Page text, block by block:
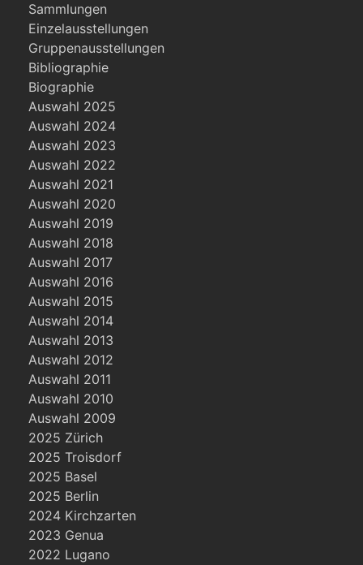
Sammlungen
Einzelausstellungen
Gruppenausstellungen
Bibliographie
Biographie
Auswahl 2025
Auswahl 2024
Auswahl 2023
Auswahl 2022
Auswahl 2021
Auswahl 2020
Auswahl 2019
Auswahl 2018
Auswahl 2017
Auswahl 2016
Auswahl 2015
Auswahl 2014
Auswahl 2013
Auswahl 2012
Auswahl 2011
Auswahl 2010
Auswahl 2009
2025 Zürich
2025 Troisdorf
2025 Basel
2025 Berlin
2024 Kirchzarten
2023 Genua
2022 Lugano